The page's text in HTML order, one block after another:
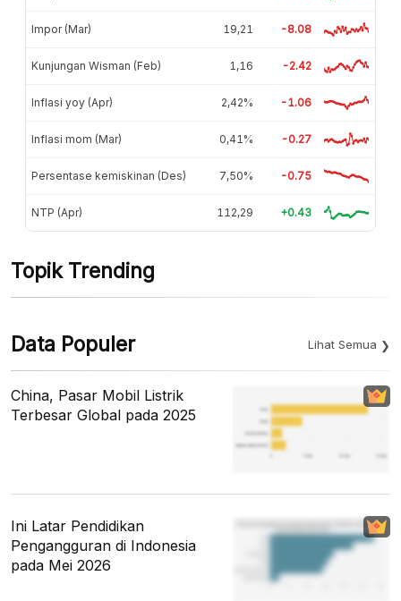
Impor (Mar) 19,21 -8.08
Kunjungan Wisman (Feb) 1,16 -2.42
Inflasi yoy (Apr) 2,42% -1.06
Inflasi mom (Mar) 0,41% -0.27
Persentase kemiskinan (Des) 7,50% -0.75
NTP (Apr) 112,29 +0.43
Topik Trending
Data Populer Lihat Semua
China, Pasar Mobil Listrik
Terbesar Global pada 2025
Ini Latar Pendidikan
Pengangguran di Indonesia
pada Mei 2026